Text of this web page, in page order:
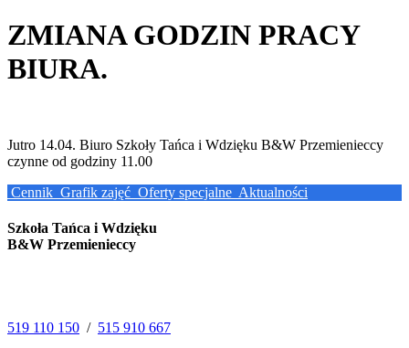
ZMIANA GODZIN PRACY
BIURA.
Jutro 14.04. Biuro Szkoły Tańca i Wdzięku B&W Przemienieccy
czynne od godziny 11.00
Cennik Grafik zajęć Oferty specjalne Aktualności
Szkoła Tańca i Wdzięku
B&W Przemienieccy
519 110 150 / 515 910 667